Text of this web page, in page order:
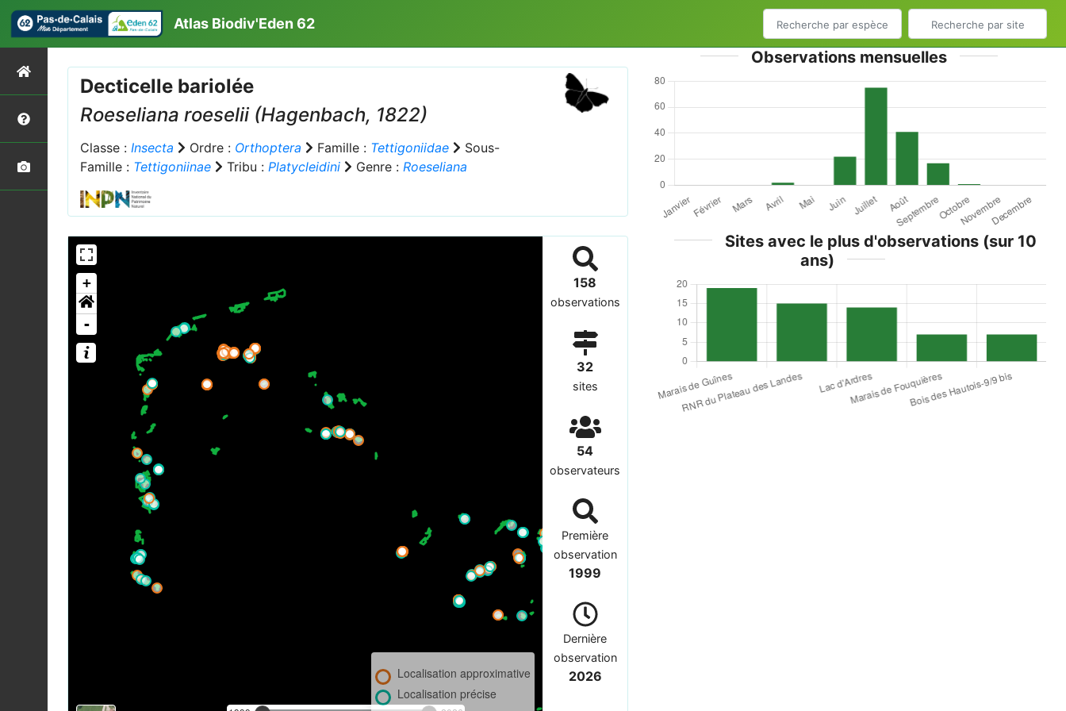
Atlas Biodiv'Eden 62
Decticelle bariolée
Roeseliana roeselii(Hagenbach, 1822)
Classe : Insecta Ordre : Orthoptera Famille : Tettigoniidae
Sous-
Famille : Tettigoniinae Tribu : Platycleidini Genre : Roeseliana
+
-
Localisation approximative
Localisation précise
158
observations
32
sites
54
observateurs
Première
observation
1999
Dernière
observation
2026
Observations mensuelles
Sites avec le plus d'observations (sur 10
ans)